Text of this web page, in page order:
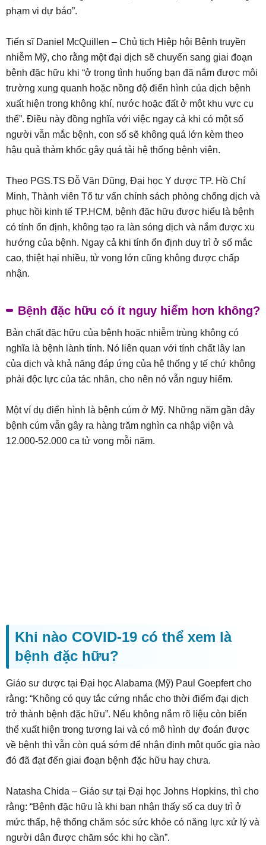
phạm vi dự báo”.
Tiến sĩ Daniel McQuillen – Chủ tịch Hiệp hội Bệnh truyền
nhiễm Mỹ, cho rằng một đại dịch sẽ chuyển sang giai đoạn
bệnh đặc hữu khi “ở trong tình huống bạn đã nắm được môi
trường xung quanh hoặc nồng độ điển hình của dịch bệnh
xuất hiện trong không khí, nước hoặc đất ở một khu vực cụ
thể”. Điều này đồng nghĩa với việc ngay cả khi có một số
người vẫn mắc bệnh, con số sẽ không quá lớn kèm theo
hậu quả thảm khốc gây quá tải hệ thống bệnh viện.
Theo PGS.TS Đỗ Văn Dũng, Đại học Y dược TP. Hồ Chí
Minh, Thành viên Tổ tư vấn chính sách phòng chống dịch và
phục hồi kinh tế TP.HCM, bệnh đặc hữu được hiểu là bệnh
có tính ổn định, không tạo ra làn sóng dịch và nắm được xu
hướng của bệnh. Ngay cả khi tính ổn định duy trì ở số mắc
cao, thiệt hại nhiều, tử vong lớn cũng không được chấp
nhận.
Bệnh đặc hữu có ít nguy hiểm hơn không?
Bản chất đặc hữu của bệnh hoặc nhiễm trùng không có
nghĩa là bệnh lành tính. Nó liên quan với tính chất lây lan
của dịch và khả năng đáp ứng của hệ thống y tế chứ không
phải độc lực của tác nhân, cho nên nó vẫn nguy hiểm.
Một ví dụ điển hình là bệnh cúm ở Mỹ. Những năm gần đây
bệnh cúm vẫn gây ra hàng trăm nghìn ca nhập viện và
12.000-52.000 ca tử vong mỗi năm.
Khi nào COVID-19 có thể xem là
bệnh đặc hữu?
Giáo sư dược tại Đại học Alabama (Mỹ) Paul Goepfert cho
rằng: “Không có quy tắc cứng nhắc cho thời điểm đại dịch
trở thành bệnh đặc hữu”. Nếu không nắm rõ liệu còn biến
thể xuất hiện trong tương lai và có mô hình dự đoán được
về bệnh thì vẫn còn quá sớm để nhận định một quốc gia nào
đó đã đạt đến giai đoạn bệnh đặc hữu hay chưa.
Natasha Chida – Giáo sư tại Đại học Johns Hopkins, thì cho
rằng: “Bệnh đặc hữu là khi bạn nhận thấy số ca duy trì ở
mức thấp, hệ thống chăm sóc sức khỏe có năng lực xử lý và
người dân được chăm sóc khi họ cần”.